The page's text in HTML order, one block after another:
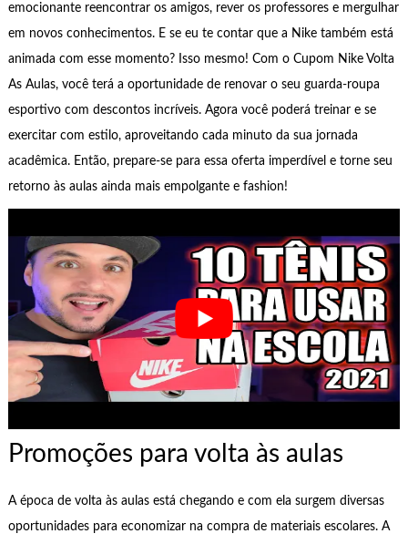
emocionante reencontrar os amigos, rever os professores e mergulhar
em novos conhecimentos. E se eu te contar que a Nike também está
animada com esse momento? Isso mesmo! Com o Cupom Nike Volta
As Aulas, você terá a oportunidade de renovar o seu guarda-roupa
esportivo com descontos incríveis. Agora você poderá treinar e se
exercitar com estilo, aproveitando cada minuto da sua jornada
acadêmica. Então, prepare-se para essa oferta imperdível e torne seu
retorno às aulas ainda mais empolgante e fashion!
Promoções para volta às aulas
A época de volta às aulas está chegando e com ela surgem diversas
oportunidades para economizar na compra de materiais escolares. A